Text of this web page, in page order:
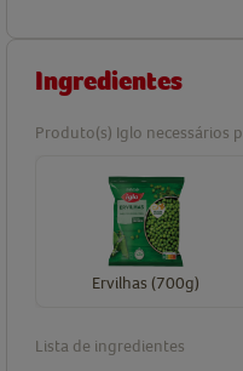
Ingredientes
Produto(s) Iglo necessários
Ervilhas (700g)
Lista de ingredientes